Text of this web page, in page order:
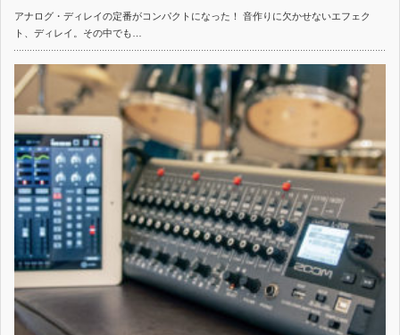
アナログ・ディレイの定番がコンパクトになった！ 音作りに欠かせないエフェク
ト、ディレイ。その中でも…